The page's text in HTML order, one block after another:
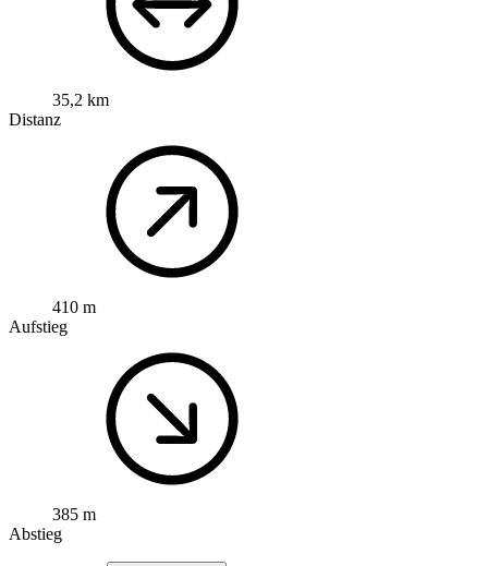
35,2 km
Distanz
410 m
Aufstieg
385 m
Abstieg